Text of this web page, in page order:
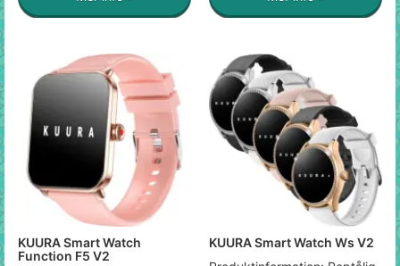
KUURA Smart Watch
Function F5 V2
KUURA Smart Watch Ws V2